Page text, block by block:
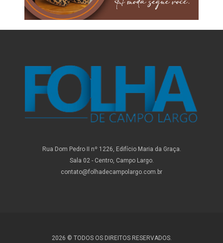
Rua Dom Pedro II nº 1226, Edifício Maria da Graça.
Sala 02 - Centro, Campo Largo.
contato@folhadecampolargo.com.br
2026 © TODOS OS DIREITOS RESERVADOS.